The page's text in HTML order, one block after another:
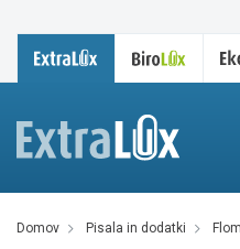
domov pisala in dodatki